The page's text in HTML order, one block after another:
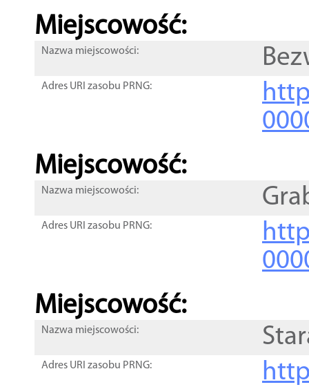
Miejscowość:
Nazwa miejscowości:
Adres URI zasobu PRNG:
Miejscowość:
Nazwa miejscowości:
Adres URI zasobu PRNG:
Miejscowość:
Nazwa miejscowości:
Adres URI zasobu PRNG: